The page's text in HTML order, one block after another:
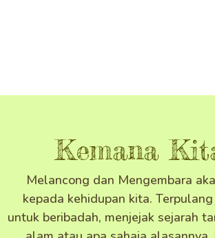
Kemana
Melancong dan Mengembara
kepada kehidupan kita.
untuk beribadah, menjejak sejarah